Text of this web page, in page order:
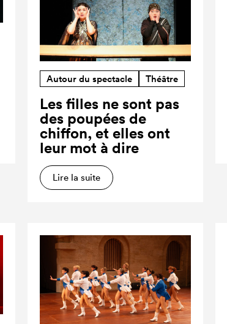
Autour du spectacle Théâtre
Les filles ne sont pas
des poupées de
chiffon, et elles ont
leur mot à dire
Lire la suite